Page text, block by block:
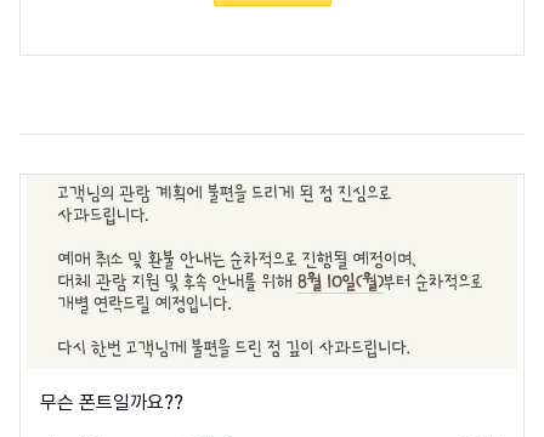
무슨 폰트일까요??